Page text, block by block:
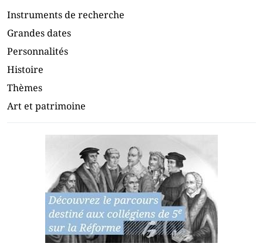
Instruments de recherche
Grandes dates
Personnalités
Histoire
Thèmes
Art et patrimoine